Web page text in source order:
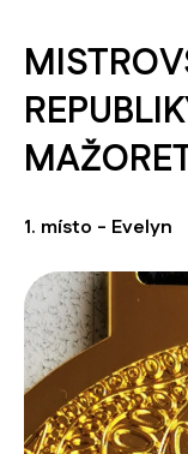
1. místo - Evelyn